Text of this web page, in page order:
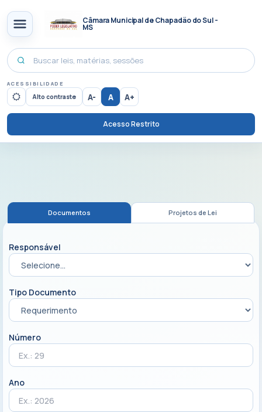
Câmara Municipal de Chapadão do Sul -
MS
ACESSIBILIDADE
Alto contraste A- A A+
Acesso Restrito
Documentos Projetos de Lei
Responsável
Tipo Documento
Número
Ano